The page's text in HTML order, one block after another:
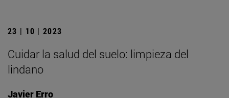
23 | 10 | 2023
Cuidar la salud del suelo: limpieza del
lindano
Javier Erro